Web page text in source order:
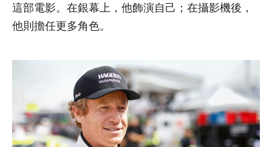
這部電影。在銀幕上，他飾演自己；在攝影機後，
他則擔任更多角色。